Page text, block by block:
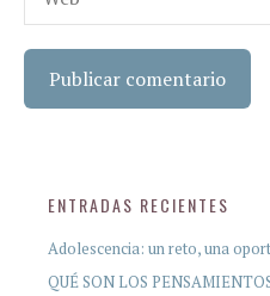
ENTRADAS RECIENTES
Adolescencia: un reto, una
QUÉ SON LOS